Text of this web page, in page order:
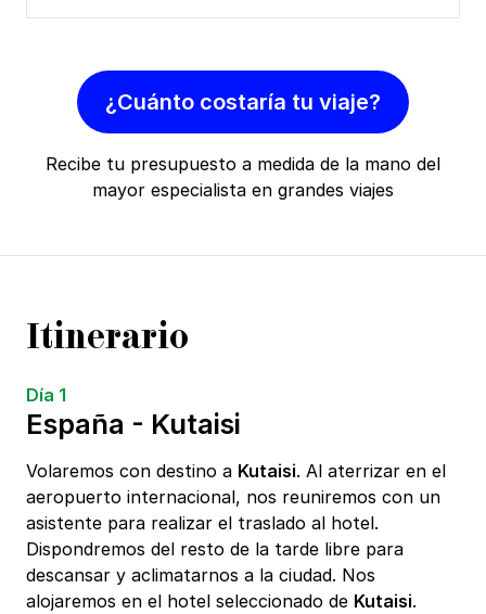
¿Cuánto costaría tu viaje?
Recibe tu presupuesto a medida de la mano del
mayor especialista en grandes viajes
Itinerario
Día 1
España - Kutaisi
Volaremos con destino a Kutaisi. Al aterrizar en el
aeropuerto internacional, nos reuniremos con un
asistente para realizar el traslado al hotel.
Dispondremos del resto de la tarde libre para
descansar y aclimatarnos a la ciudad. Nos
alojaremos en el hotel seleccionado de Kutaisi.